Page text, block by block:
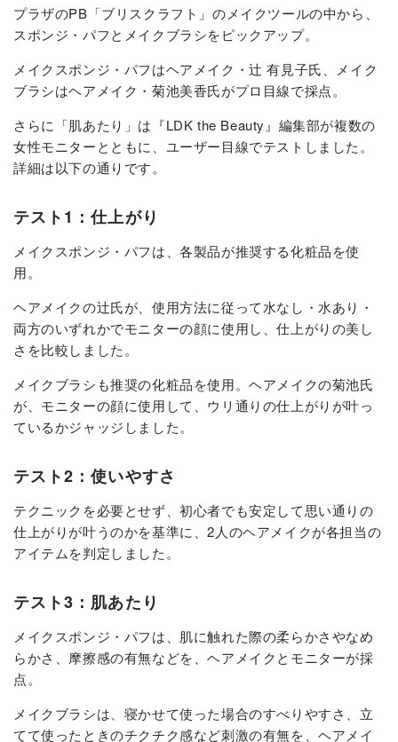
プラザのPB「ブリスクラフト」のメイクツールの中から、
スポンジ・パフとメイクブラシをピックアップ。
メイクスポンジ・パフはヘアメイク・辻 有見子氏、メイク
ブラシはヘアメイク・菊池美香氏がプロ目線で採点。
さらに「肌あたり」は『LDK the Beauty』編集部が複数の
女性モニターとともに、ユーザー目線でテストしました。
詳細は以下の通りです。
テスト1：仕上がり
メイクスポンジ・パフは、各製品が推奨する化粧品を使
用。
ヘアメイクの辻氏が、使用方法に従って水なし・水あり・
両方のいずれかでモニターの顔に使用し、仕上がりの美し
さを比較しました。
メイクブラシも推奨の化粧品を使用。ヘアメイクの菊池氏
が、モニターの顔に使用して、ウリ通りの仕上がりが叶っ
ているかジャッジしました。
テスト2：使いやすさ
テクニックを必要とせず、初心者でも安定して思い通りの
仕上がりが叶うのかを基準に、2人のヘアメイクが各担当の
アイテムを判定しました。
テスト3：肌あたり
メイクスポンジ・パフは、肌に触れた際の柔らかさやなめ
らかさ、摩擦感の有無などを、ヘアメイクとモニターが採
点。
メイクブラシは、寝かせて使った場合のすべりやすさ、立
てて使ったときのチクチク感など刺激の有無を、ヘアメイ